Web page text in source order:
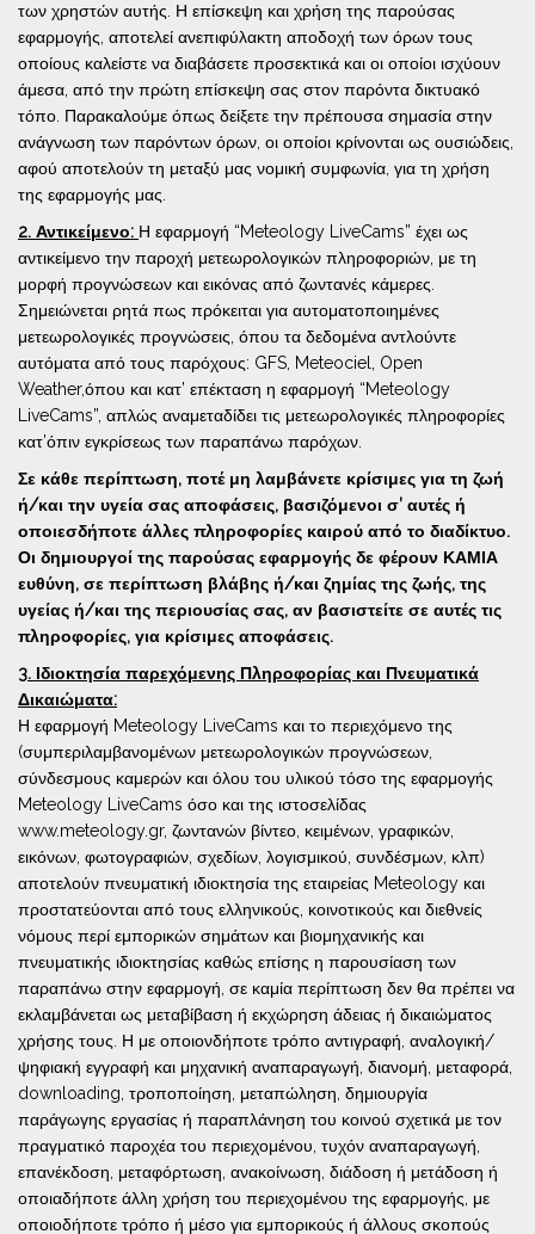
των χρηστών αυτής. Η επίσκεψη και χρήση της παρούσας
εφαρμογής, αποτελεί ανεπιφύλακτη αποδοχή των όρων τους
οποίους καλείστε να διαβάσετε προσεκτικά και οι οποίοι ισχύουν
άμεσα, από την πρώτη επίσκεψη σας στον παρόντα δικτυακό
τόπο. Παρακαλούμε όπως δείξετε την πρέπουσα σημασία στην
ανάγνωση των παρόντων όρων, οι οποίοι κρίνονται ως ουσιώδεις,
αφού αποτελούν τη μεταξύ μας νομική συμφωνία, για τη χρήση
της εφαρμογής μας.
2. Αντικείμενο: Η εφαρμογή “Meteology LiveCams” έχει ως
αντικείμενο την παροχή μετεωρολογικών πληροφοριών, με τη
μορφή προγνώσεων και εικόνας από ζωντανές κάμερες.
Σημειώνεται ρητά πως πρόκειται για αυτοματοποιημένες
μετεωρολογικές προγνώσεις, όπου τα δεδομένα αντλούντε
αυτόματα από τους παρόχους: GFS, Meteociel, Open
Weather,όπου και κατ’ επέκταση η εφαρμογή “Meteology
LiveCams”, απλώς αναμεταδίδει τις μετεωρολογικές πληροφορίες
κατ’όπιν εγκρίσεως των παραπάνω παρόχων.
Σε κάθε περίπτωση, ποτέ μη λαμβάνετε κρίσιμες για τη ζωή
ή/και την υγεία σας αποφάσεις, βασιζόμενοι σ’ αυτές ή
οποιεσδήποτε άλλες πληροφορίες καιρού από το διαδίκτυο.
Οι δημιουργοί της παρούσας εφαρμογής δε φέρουν ΚΑΜΙΑ
ευθύνη, σε περίπτωση βλάβης ή/και ζημίας της ζωής, της
υγείας ή/και της περιουσίας σας, αν βασιστείτε σε αυτές τις
πληροφορίες, για κρίσιμες αποφάσεις.
3. Ιδιοκτησία παρεχόμενης Πληροφορίας και Πνευματικά
Δικαιώματα:
Η εφαρμογή Meteology LiveCams και το περιεχόμενο της
(συμπεριλαμβανομένων μετεωρολογικών προγνώσεων,
σύνδεσμους καμερών και όλου του υλικού τόσο της εφαρμογής
Meteology LiveCams όσο και της ιστοσελίδας
www.meteology.gr, ζωντανών βίντεο, κειμένων, γραφικών,
εικόνων, φωτογραφιών, σχεδίων, λογισμικού, συνδέσμων, κλπ)
αποτελούν πνευματική ιδιοκτησία της εταιρείας Meteology και
προστατεύονται από τους ελληνικούς, κοινοτικούς και διεθνείς
νόμους περί εμπορικών σημάτων και βιομηχανικής και
πνευματικής ιδιοκτησίας καθώς επίσης η παρουσίαση των
παραπάνω στην εφαρμογή, σε καμία περίπτωση δεν θα πρέπει να
εκλαμβάνεται ως μεταβίβαση ή εκχώρηση άδειας ή δικαιώματος
χρήσης τους. Η με οποιονδήποτε τρόπο αντιγραφή, αναλογική/
ψηφιακή εγγραφή και μηχανική αναπαραγωγή, διανομή, μεταφορά,
downloading, τροποποίηση, μεταπώληση, δημιουργία
παράγωγης εργασίας ή παραπλάνηση του κοινού σχετικά με τον
πραγματικό παροχέα του περιεχομένου, τυχόν αναπαραγωγή,
επανέκδοση, μεταφόρτωση, ανακοίνωση, διάδοση ή μετάδοση ή
οποιαδήποτε άλλη χρήση του περιεχομένου της εφαρμογής, με
οποιοδήποτε τρόπο ή μέσο για εμπορικούς ή άλλους σκοπούς